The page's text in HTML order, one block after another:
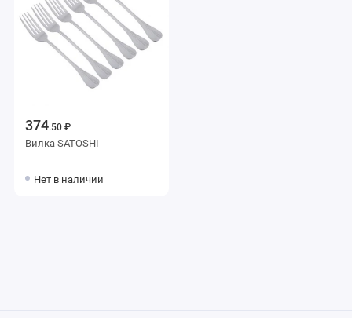
374.50 ₽
Вилка SATOSHI
Нет в наличии